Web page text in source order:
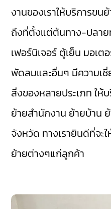
งานของเราให้บริการขน
ถึงที่ตั้งแต่ต้นทาง-ปลา
เฟอร์นิเจอร์ ตู้เย็น มอเต
พัดลมและอื่นๆ มีความเ
สิ่งของหลายประเภท ให้
ย้ายสำนักงาน ย้ายบ้าน
จังหวัด ทางเรายินดีที่จะ
ย้ายต่างๆแก่ลูกค้า